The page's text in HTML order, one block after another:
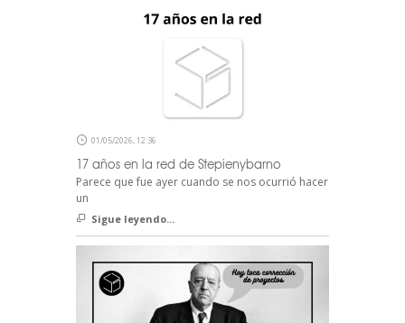
01/05/2026, 12:36
17 años en la red de Stepienybarno
Parece que fue ayer cuando se nos ocurrió hacer
un
Sigue leyendo...